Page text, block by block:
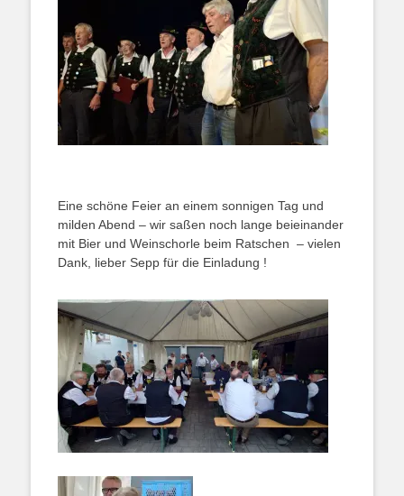
Eine schöne Feier an einem sonnigen Tag und
milden Abend – wir saßen noch lange beieinander
mit Bier und Weinschorle beim Ratschen – vielen
Dank, lieber Sepp für die Einladung !